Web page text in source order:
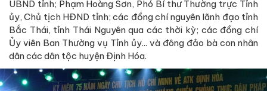
UBND tỉnh; Phạm Hoàng Sơn, Phó Bí thư Thường trực Tỉnh
ủy, Chủ tịch HĐND tỉnh; các đồng chí nguyên lãnh đạo tỉnh
Bắc Thái, tỉnh Thái Nguyên qua các thời kỳ; các đồng chí
Ủy viên Ban Thường vụ Tỉnh ủy... và đông đảo bà con nhân
dân các dân tộc huyện Định Hóa.